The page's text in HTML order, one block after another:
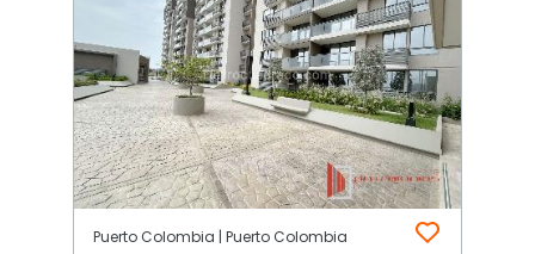
Puerto Colombia | Puerto Colombia